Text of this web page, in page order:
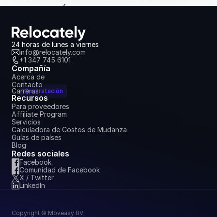
nuevo país
24 horas de lunes a viernes
info@relocately.com
+1 347 745 6101
Compañía
Acerca de
Contacto
CarrerasContratación
Recursos
Para proveedores
Affiliate Program
Servicios
Calculadora de Costos de Mudanza
Guías de países
Blog
Redes sociales
Facebook
Comunidad de Facebook
X / Twitter
LinkedIn
Copyright © Moveasy BV